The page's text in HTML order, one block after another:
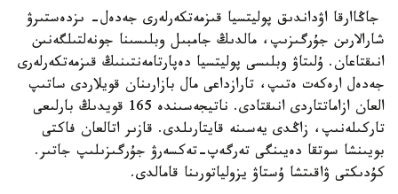
جاڭاارقا اۋداندىق پوليتسيا قىزمەتكەرلەرى جەدەل- ىزدەستىرۋ
شارالارىن جۇرگىزىپ، مالدىڭ جامبىل وبلىسىنا جونەلتىلگەنىن
انىقتاعان. ۇلىتاۋ وبلىسى پوليتسيا دەپارتامەنتىنىڭ قىزمەتكەرلەرى
جەدەل ارەكەت ەتىپ، تارازداعى مال بازارىنان قويلاردى ساتىپ
العان ازاماتتاردى انىقتادى. ناتيجەسىندە 165 قويدىڭ بارلىعى
تاركىلەنىپ، زاڭدى يەسىنە قايتارىلدى. قازىر اتالعان فاكتى
بويىنشا سوتقا دەيىنگى تەرگەپ-تەكسەرۋ جۇرگىزىلىپ جاتىر.
كۇدىكتى ۋاقىتشا ۇستاۋ يزولياتورىنا قامالدى.